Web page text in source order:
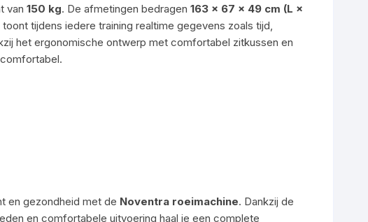
van 150 kg. De afmetingen bedragen 163 × 67 × 49 cm (L ×
toont tijdens iedere training realtime gegevens zoals tijd,
het ergonomische ontwerp met comfortabel zitkussen en
en gezondheid met de Noventra roeimachine. Dankzij de
en comfortabele uitvoering haal je een complete